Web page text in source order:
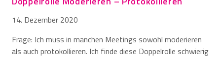
14. Dezember 2020
Frage: Ich muss in manchen Meetings sowohl moderieren
als auch protokollieren. Ich finde diese Doppelrolle schwierig